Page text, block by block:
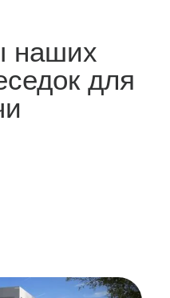
наших
для